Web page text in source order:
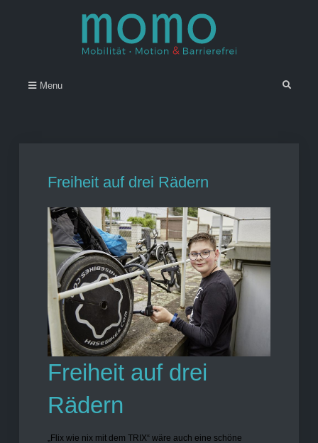
Menu Search
Freiheit auf drei Rädern
Freiheit auf drei
Rädern
„Flix wie nix mit dem TRIX“ wäre auch eine schöne